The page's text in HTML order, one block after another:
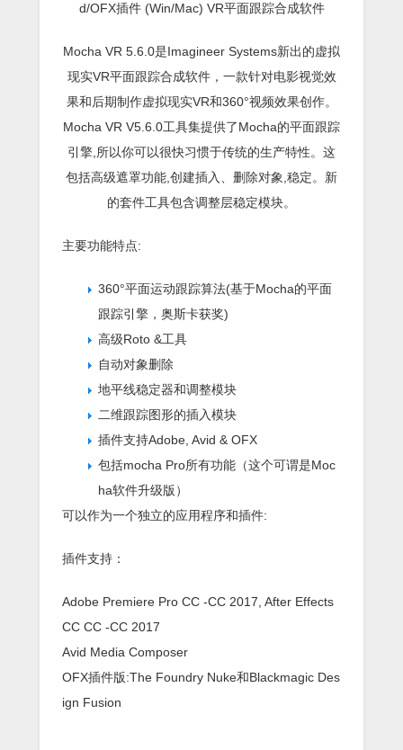
d/OFX插件 (Win/Mac) VR平面跟踪合成软件
Mocha VR 5.6.0是Imagineer Systems新出的虚拟
现实VR平面跟踪合成软件，一款针对电影视觉效
果和后期制作虚拟现实VR和360°视频效果创作。
Mocha VR V5.6.0工具集提供了Mocha的平面跟踪
引擎,所以你可以很快习惯于传统的生产特性。这
包括高级遮罩功能,创建插入、删除对象,稳定。新
的套件工具包含调整层稳定模块。
主要功能特点:
360°平面运动跟踪算法(基于Mocha的平面
跟踪引擎，奥斯卡获奖)
高级Roto &工具
自动对象删除
地平线稳定器和调整模块
二维跟踪图形的插入模块
插件支持Adobe, Avid & OFX
包括mocha Pro所有功能（这个可谓是Moc
ha软件升级版）
可以作为一个独立的应用程序和插件:
插件支持：
Adobe Premiere Pro CC -CC 2017, After Effects
CC CC -CC 2017
Avid Media Composer
OFX插件版:The Foundry Nuke和Blackmagic Des
ign Fusion